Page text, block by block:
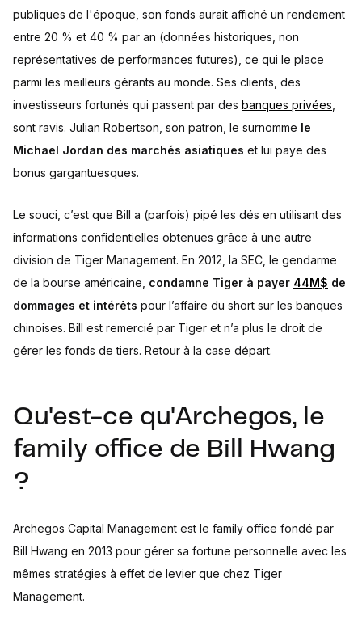
publiques de l'époque, son fonds aurait affiché un rendement
entre 20 % et 40 % par an (données historiques, non
représentatives de performances futures), ce qui le place
parmi les meilleurs gérants au monde. Ses clients, des
investisseurs fortunés qui passent par des banques privées
sont ravis. Julian Robertson, son patron, le surnomme le
Michael Jordan des marchés asiatiques et lui paye des
bonus gargantuesques.
Le souci, c’est que Bill a (parfois) pipé les dés en utilisant des
informations confidentielles obtenues grâce à une autre
division de Tiger Management. En 2012, la SEC, le gendarme
de la bourse américaine, condamne Tiger à payer 44M$ de
dommages et intérêts pour l’affaire du short sur les banques
chinoises. Bill est remercié par Tiger et n’a plus le droit de
gérer les fonds de tiers. Retour à la case départ.
Qu'est-ce qu'Archegos, le
family office de Bill Hwang
?
Archegos Capital Management est le family office fondé par
Bill Hwang en 2013 pour gérer sa fortune personnelle avec les
mêmes stratégies à effet de levier que chez Tiger
Management.